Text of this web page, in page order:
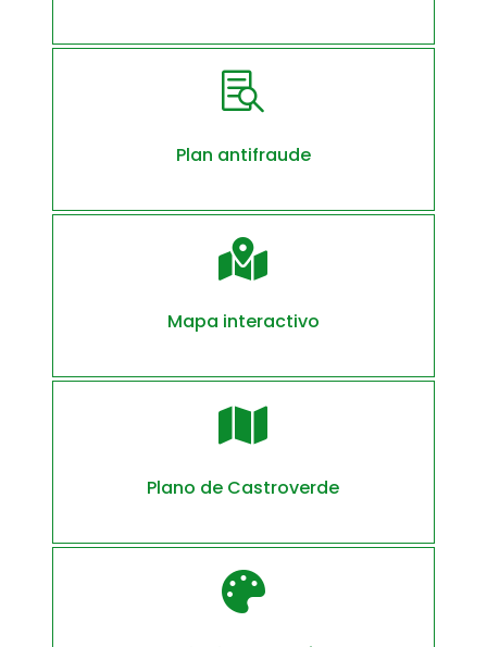

Plan antifraude

Mapa interactivo

Plano de Castroverde
